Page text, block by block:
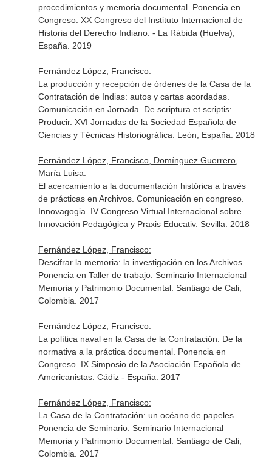
procedimientos y memoria documental. Ponencia en
Congreso. XX Congreso del Instituto Internacional de
Historia del Derecho Indiano. - La Rábida (Huelva),
España. 2019
Fernández López, Francisco:
La producción y recepción de órdenes de la Casa de la
Contratación de Indias: autos y cartas acordadas.
Comunicación en Jornada. De scriptura et scriptis:
Producir. XVI Jornadas de la Sociedad Española de
Ciencias y Técnicas Historiográfica. León, España. 2018
Fernández López, Francisco, Domínguez Guerrero,
María Luisa:
El acercamiento a la documentación histórica a través
de prácticas en Archivos. Comunicación en congreso.
Innovagogia. IV Congreso Virtual Internacional sobre
Innovación Pedagógica y Praxis Educativ. Sevilla. 2018
Fernández López, Francisco:
Descifrar la memoria: la investigación en los Archivos.
Ponencia en Taller de trabajo. Seminario Internacional
Memoria y Patrimonio Documental. Santiago de Cali,
Colombia. 2017
Fernández López, Francisco:
La política naval en la Casa de la Contratación. De la
normativa a la práctica documental. Ponencia en
Congreso. IX Simposio de la Asociación Española de
Americanistas. Cádiz - España. 2017
Fernández López, Francisco:
La Casa de la Contratación: un océano de papeles.
Ponencia de Seminario. Seminario Internacional
Memoria y Patrimonio Documental. Santiago de Cali,
Colombia. 2017